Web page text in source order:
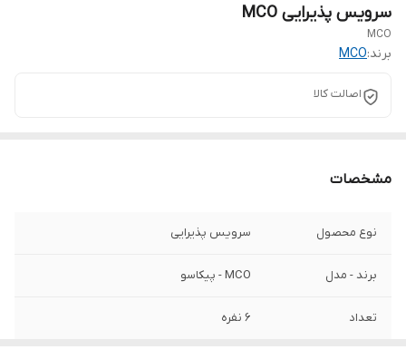
سرویس پذیرایی MCO
MCO
برند:MCO
اصالت کالا
مشخصات
نوع محصول سرویس پذیرایی
برند - مدل MCO - پیکاسو
تعداد 6 نفره